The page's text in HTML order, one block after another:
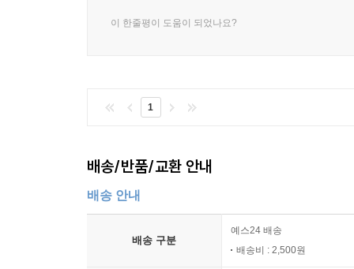
이 한줄평이 도움이 되었나요?
1
배송/반품/교환 안내
배송 안내
배송 구분
예스24 배송
배송비 : 2,500원